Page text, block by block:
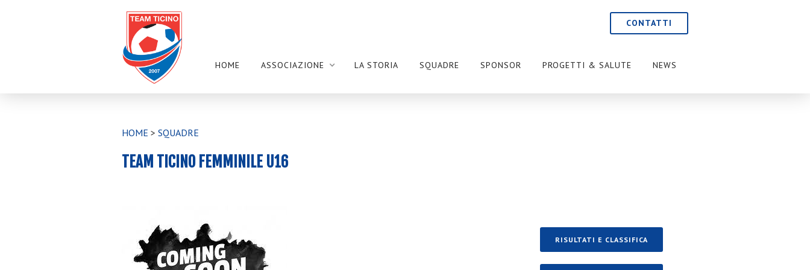
CONTATTI
HOME ASSOCIAZIONE LA STORIA SQUADRE SPONSOR PROGETTI & SALUTE NEWS
HOME > SQUADRE
TEAM TICINO FEMMINILE U16
RISULTATI E CLASSIFICA